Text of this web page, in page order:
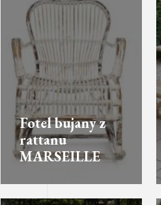
Fotel bujany z
rattanu
MARSEILLE